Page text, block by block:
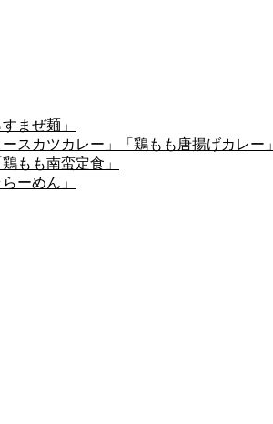
まぜ麺」
スカツカレー」「鶏もも唐揚げカレー」
もも南蛮定食」
ーめん」